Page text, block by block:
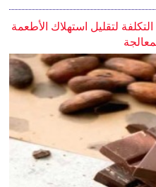
لتقليل استهلاك الأطعمة